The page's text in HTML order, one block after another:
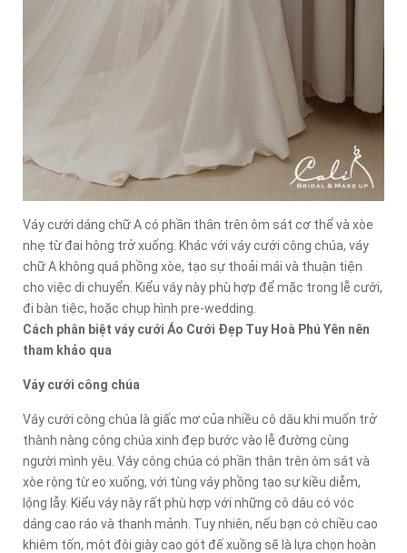
Váy cưới dáng chữ A có phần thân trên ôm sát cơ thể và xòe
nhẹ từ đai hông trở xuống. Khác với váy cưới công chúa, váy
chữ A không quá phồng xòe, tạo sự thoải mái và thuận tiện
cho việc di chuyển. Kiểu váy này phù hợp để mặc trong lễ cưới,
đi bàn tiệc, hoặc chụp hình pre-wedding.
Cách phân biệt váy cưới Áo Cưới Đẹp Tuy Hoà Phú Yên nên
tham khảo qua
Váy cưới công chúa
Váy cưới công chúa là giấc mơ của nhiều cô dâu khi muốn trở
thành nàng công chúa xinh đẹp bước vào lễ đường cùng
người mình yêu. Váy công chúa có phần thân trên ôm sát và
xòe rộng từ eo xuống, với tùng váy phồng tạo sự kiều diễm,
lộng lẫy. Kiểu váy này rất phù hợp với những cô dâu có vóc
dáng cao ráo và thanh mảnh. Tuy nhiên, nếu bạn có chiều cao
khiêm tốn, một đôi giày cao gót đế xuồng sẽ là lựa chọn hoàn